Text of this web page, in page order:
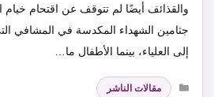
والقذائف أيضًا لم تتوقف عن اقتحام خيام
جثامين الشهداء المكدسة في المشافي
إلى العلياء، بينما الأطفال ما…
التصنيفات
مقالات الناشر